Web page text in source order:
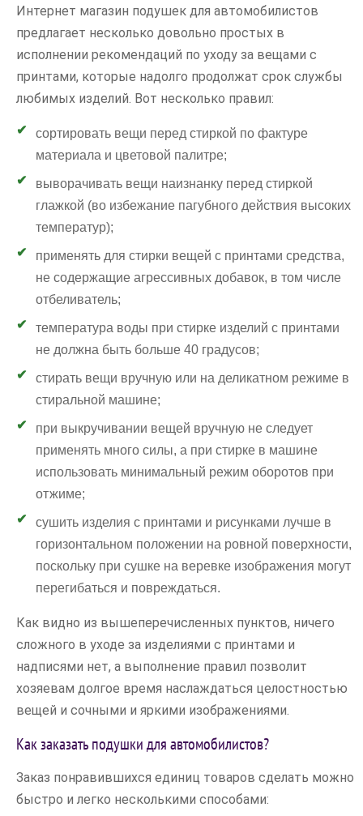
Интернет магазин подушек для автомобилистов
предлагает несколько довольно простых в
исполнении рекомендаций по уходу за вещами с
принтами, которые надолго продолжат срок службы
любимых изделий. Вот несколько правил:
сортировать вещи перед стиркой по фактуре
материала и цветовой палитре;
выворачивать вещи наизнанку перед стиркой
глажкой (во избежание пагубного действия высоких
температур);
применять для стирки вещей с принтами средства,
не содержащие агрессивных добавок, в том числе
отбеливатель;
температура воды при стирке изделий с принтами
не должна быть больше 40 градусов;
стирать вещи вручную или на деликатном режиме в
стиральной машине;
при выкручивании вещей вручную не следует
применять много силы, а при стирке в машине
использовать минимальный режим оборотов при
отжиме;
сушить изделия с принтами и рисунками лучше в
горизонтальном положении на ровной поверхности,
поскольку при сушке на веревке изображения могут
перегибаться и повреждаться.
Как видно из вышеперечисленных пунктов, ничего
сложного в уходе за изделиями с принтами и
надписями нет, а выполнение правил позволит
хозяевам долгое время наслаждаться целостностью
вещей и сочными и яркими изображениями.
Как заказать подушки для автомобилистов?
Заказ понравившихся единиц товаров сделать можно
быстро и легко несколькими способами: